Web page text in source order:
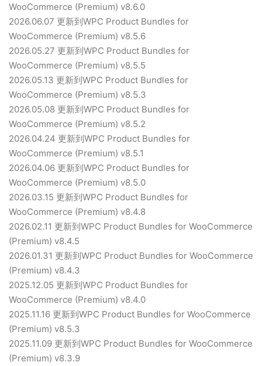
WooCommerce (Premium) v8.6.0
2026.06.07 更新到WPC Product Bundles for
WooCommerce (Premium) v8.5.6
2026.05.27 更新到WPC Product Bundles for
WooCommerce (Premium) v8.5.5
2026.05.13 更新到WPC Product Bundles for
WooCommerce (Premium) v8.5.3
2026.05.08 更新到WPC Product Bundles for
WooCommerce (Premium) v8.5.2
2026.04.24 更新到WPC Product Bundles for
WooCommerce (Premium) v8.5.1
2026.04.06 更新到WPC Product Bundles for
WooCommerce (Premium) v8.5.0
2026.03.15 更新到WPC Product Bundles for
WooCommerce (Premium) v8.4.8
2026.02.11 更新到WPC Product Bundles for WooCommerce
(Premium) v8.4.5
2026.01.31 更新到WPC Product Bundles for WooCommerce
(Premium) v8.4.3
2025.12.05 更新到WPC Product Bundles for
WooCommerce (Premium) v8.4.0
2025.11.16 更新到WPC Product Bundles for WooCommerce
(Premium) v8.5.3
2025.11.09 更新到WPC Product Bundles for WooCommerce
(Premium) v8.3.9